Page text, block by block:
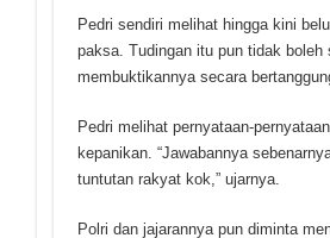
Pedri sendiri melihat hingga kini
paksa. Tudingan itu pun tidak boleh
membuktikannya secara
Pedri melihat pernyataan-
kepanikan. “Jawabannya
tuntutan rakyat kok,” ujarnya.
Polri dan jajarannya pun diminta